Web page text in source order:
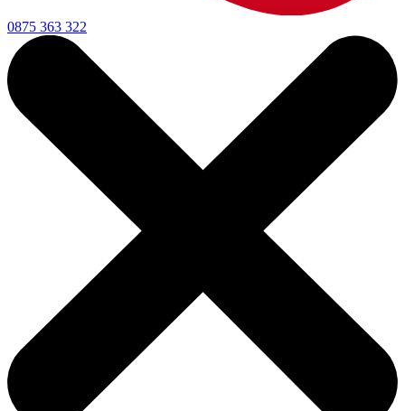
0875 363 322